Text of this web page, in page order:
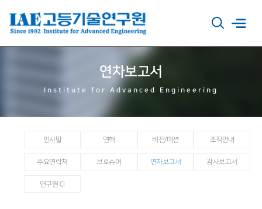
연차보고서
Institute for Advanced Engineering
인사말 연혁 비전/미션 조직안내
주요연락처 브로슈어 연차보고서 감사보고서
연구원 CI